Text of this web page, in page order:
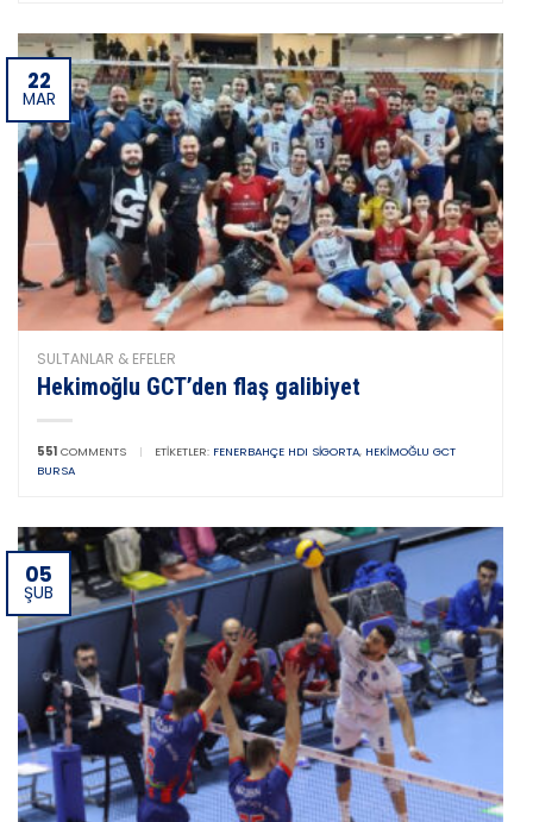
22
MAR
SULTANLAR & EFELER
Hekimoğlu GCT’den flaş galibiyet
551 COMMENTS | ETIKETLER: FENERBAHÇE HDI SIGORTA, HEKIMOĞLU GCT
BURSA
05
ŞUB